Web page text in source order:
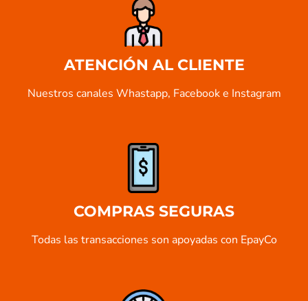
ATENCIÓN AL CLIENTE
Nuestros canales Whastapp, Facebook e Instagram
COMPRAS SEGURAS
Todas las transacciones son apoyadas con EpayCo